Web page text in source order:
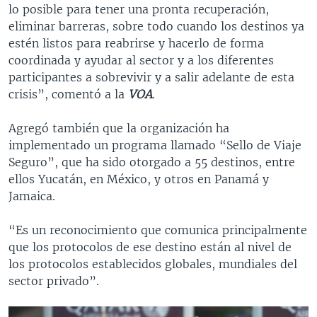
lo posible para tener una pronta recuperación,
eliminar barreras, sobre todo cuando los destinos ya
estén listos para reabrirse y hacerlo de forma
coordinada y ayudar al sector y a los diferentes
participantes a sobrevivir y a salir adelante de esta
crisis”, comentó a la VOA.
Agregó también que la organización ha
implementado un programa llamado “Sello de Viaje
Seguro”, que ha sido otorgado a 55 destinos, entre
ellos Yucatán, en México, y otros en Panamá y
Jamaica.
“Es un reconocimiento que comunica principalmente
que los protocolos de ese destino están al nivel de
los protocolos establecidos globales, mundiales del
sector privado”.